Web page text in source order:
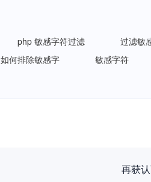
php 敏感字符过滤
过滤敏
如何排除敏感字
敏感字符
再获